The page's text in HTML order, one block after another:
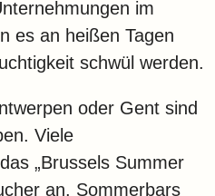
im
es an heißen Tagen
schwül werden.
oder Gent sind
Viele
„Brussels Summer
an. Sommerbars